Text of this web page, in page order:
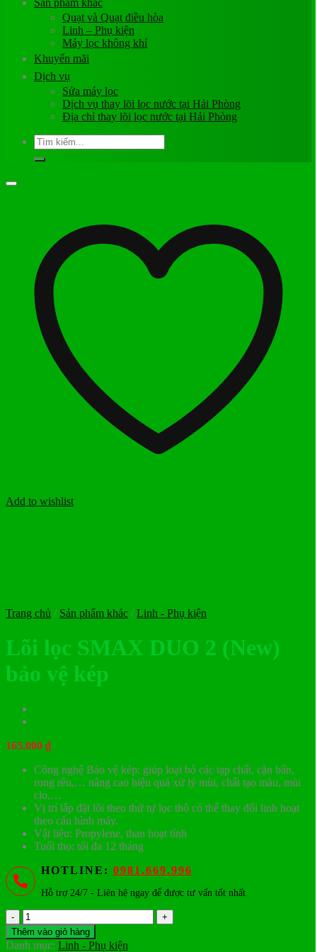
Sản phẩm khác
Quạt và Quạt điều hòa
Linh – Phụ kiện
Máy lọc không khí
Khuyến mãi
Dịch vụ
Sửa máy lọc
Dịch vụ thay lõi lọc nước tại Hải Phòng
Địa chỉ thay lõi lọc nước tại Hải Phòng
Tìm
kiếm:
Add to wishlist
Trang chủ / Sản phẩm khác / Linh - Phụ kiện
Lõi lọc SMAX DUO 2 (New)
bảo vệ kép
165.000 ₫
Công nghệ Bảo vệ kép: giúp loại bỏ các tạp chất, cặn bẩn,
rong rêu,… nâng cao hiệu quả xử lý mùi, chất tạo màu, mùi
clo,…
Vị trí lắp đặt lõi theo thứ tự lọc thô có thể thay đổi linh hoạt
theo cấu hình máy.
Vật liệu: Propylene, than hoạt tính
Tuổi thọ: tối đa 12 tháng
HOTLINE: 0981.669.996
Hỗ trợ 24/7 - Liên hệ ngay để được tư vấn tốt nhất
Lõi
lọc
SMAX
Thêm vào giỏ hàng
Danh mục: Linh - Phụ kiện